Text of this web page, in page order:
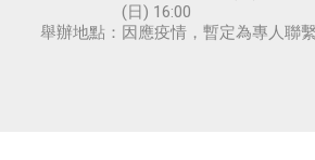
(日) 16:00
舉辦地點： 因應疫情，暫定為專人聯繫